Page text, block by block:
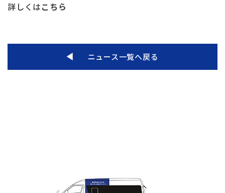
詳しくはこちら
ニュース一覧へ戻る